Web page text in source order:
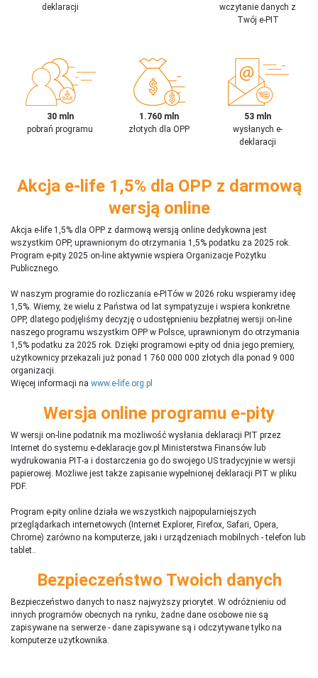
deklaracji
wczytanie danych z
Twój e-PIT
30 mln
pobrań programu
1.760 mln
złotych dla OPP
53 mln
wysłanych e-
deklaracji
Akcja e-life 1,5% dla OPP z darmową
wersją online
Akcja e-life 1,5% dla OPP z darmową wersją online dedykowna jest
wszystkim OPP, uprawnionym do otrzymania 1,5% podatku za 2025 rok.
Program e-pity 2025 on-line aktywnie wspiera Organizacje Pożytku
Publicznego.
W naszym programie do rozliczania e-PITów w 2026 roku wspieramy ideę
1,5%. Wiemy, że wielu z Państwa od lat sympatyzuje i wspiera konkretne
OPP, dlatego podjęliśmy decyzję o udostępnieniu bezpłatnej wersji on-line
naszego programu wszystkim OPP w Polsce, uprawnionym do otrzymania
1,5% podatku za 2025 rok. Dzięki programowi e-pity od dnia jego premiery,
użytkownicy przekazali już ponad 1 760 000 000 złotych dla ponad 9 000
organizacji.
Więcej informacji na www.e-life.org.pl
Wersja online programu e-pity
W wersji on-line podatnik ma możliwość wysłania deklaracji PIT przez
Internet do systemu e-deklaracje.gov.pl Ministerstwa Finansów lub
wydrukowania PIT-a i dostarczenia go do swojego US tradycyjnie w wersji
papierowej. Możliwe jest także zapisanie wypełnionej deklaracji PIT w pliku
PDF.
Program e-pity online działa we wszystkich najpopularniejszych
przeglądarkach internetowych (Internet Explorer, Firefox, Safari, Opera,
Chrome) zarówno na komputerze, jaki i urządzeniach mobilnych - telefon lub
tablet..
Bezpieczeństwo Twoich danych
Bezpieczeństwo danych to nasz najwyższy priorytet. W odróżnieniu od
innych programów obecnych na rynku, żadne dane osobowe nie są
zapisywane na serwerze - dane zapisywane są i odczytywane tylko na
komputerze użytkownika.